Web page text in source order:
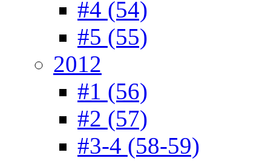
#4 (54)
#5 (55)
2012
#1 (56)
#2 (57)
#3-4 (58-59)